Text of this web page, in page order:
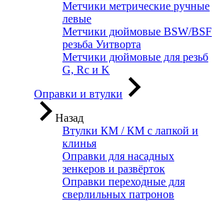
Метчики метрические ручные
левые
Метчики дюймовые BSW/BSF
резьба Уитворта
Метчики дюймовые для резьб
G, Rc и K
Оправки и втулки
Назад
Втулки КМ / КМ с лапкой и
клинья
Оправки для насадных
зенкеров и развёрток
Оправки переходные для
сверлильных патронов